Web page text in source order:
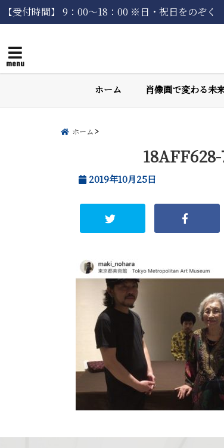
【受付時間】 9：00〜18：00 ※日・祝日をのぞく
menu
ホーム 肖像画で変わる未
ホーム
2019年10月25日